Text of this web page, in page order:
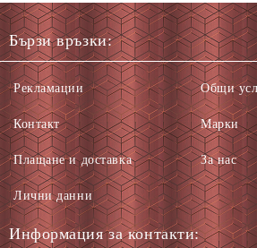
Бързи връзки:
Рекламации
Контакт
Плащане и доставка
Лични данни
Общи
Марки
За нас
Информация за контакти: